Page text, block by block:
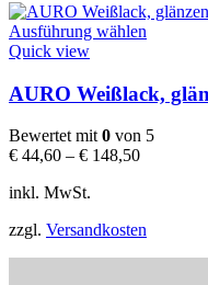
gewählt
Ausführung wählen
mehrere
auf.
Quick view
AURO Weißlack,
Bewertet mit 0 von 5
€ 44,60 – € 148,50
inkl. MwSt.
zzgl. Versandkosten